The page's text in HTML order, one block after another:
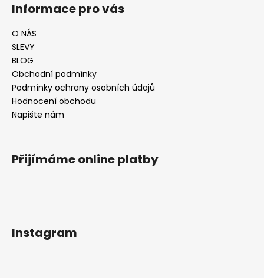
Informace pro vás
O NÁS
SLEVY
BLOG
Obchodní podmínky
Podmínky ochrany osobních údajů
Hodnocení obchodu
Napište nám
Přijímáme online platby
Instagram